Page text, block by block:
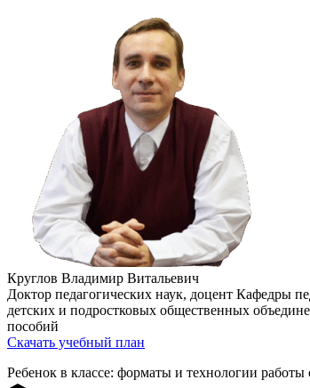
Круглов Владимир Витальевич
Доктор педагогических наук, доцент Кафедры
детских и подростковых общественных
пособий
Скачать учебный план
Ребенок в классе: форматы и технологии работы